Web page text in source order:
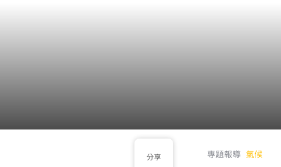
分享 專題報導 氣候